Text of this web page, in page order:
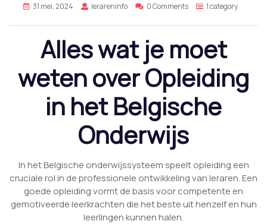
31 mei, 2024 lerareninfo 0 Comments 1 category
Alles wat je moet
weten over Opleiding
in het Belgische
Onderwijs
In het Belgische onderwijssysteem speelt opleiding een
cruciale rol in de professionele ontwikkeling van leraren. Een
goede opleiding vormt de basis voor competente en
gemotiveerde leerkrachten die het beste uit henzelf en hun
leerlingen kunnen halen.